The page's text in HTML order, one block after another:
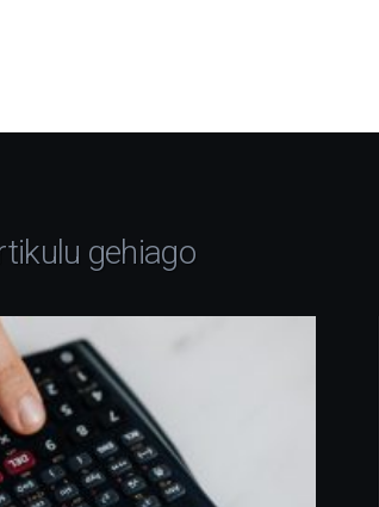
gehiago